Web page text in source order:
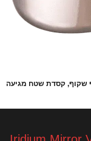
שקוף, קסדת שטח מגיעה